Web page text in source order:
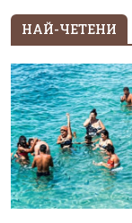
НАЙ-ЧЕТЕНИ